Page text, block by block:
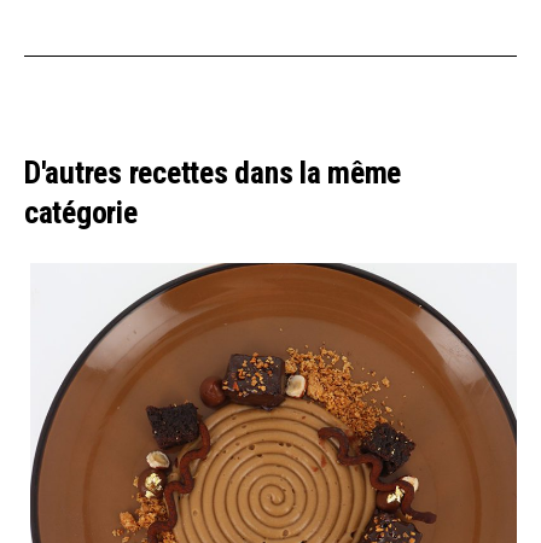
D'autres recettes dans la même
catégorie